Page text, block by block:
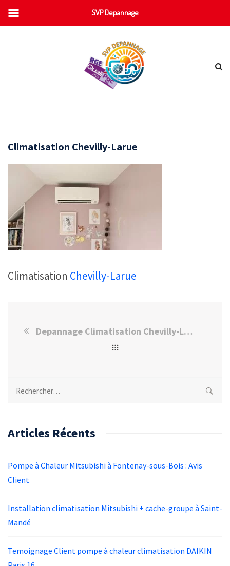
Climatisation Chevilly-Larue
Climatisation Chevilly-Larue
Depannage Climatisation Chevilly-Larue
Rechercher :
Articles Récents
Pompe à Chaleur Mitsubishi à Fontenay-sous-Bois : Avis
Client
Installation climatisation Mitsubishi + cache-groupe à Saint-
Mandé
Temoignage Client pompe à chaleur climatisation DAIKIN
SVP Depannage